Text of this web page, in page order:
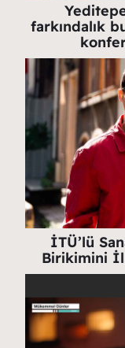
farkındalık
İTÜ’lü
Birikimini